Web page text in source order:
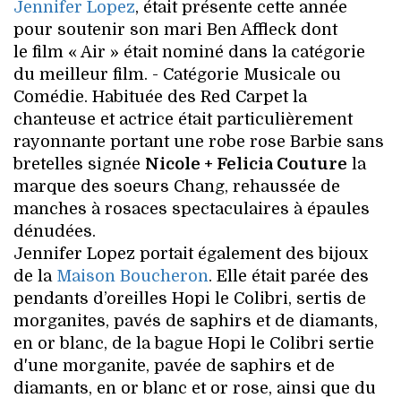
Jennifer Lopez, était présente cette année
pour soutenir son mari Ben Affleck dont
le film « Air » était nominé dans la catégorie
du meilleur film. - Catégorie Musicale ou
Comédie. Habituée des Red Carpet la
chanteuse et actrice était particulièrement
rayonnante portant une robe rose Barbie sans
bretelles signée Nicole + Felicia Couture la
marque des soeurs Chang, rehaussée de
manches à rosaces spectaculaires à épaules
dénudées.
Jennifer Lopez portait également des bijoux
de la Maison Boucheron. Elle était parée des
pendants d’oreilles Hopi le Colibri, sertis de
morganites, pavés de saphirs et de diamants,
en or blanc, de la bague Hopi le Colibri sertie
d'une morganite, pavée de saphirs et de
diamants, en or blanc et or rose, ainsi que du